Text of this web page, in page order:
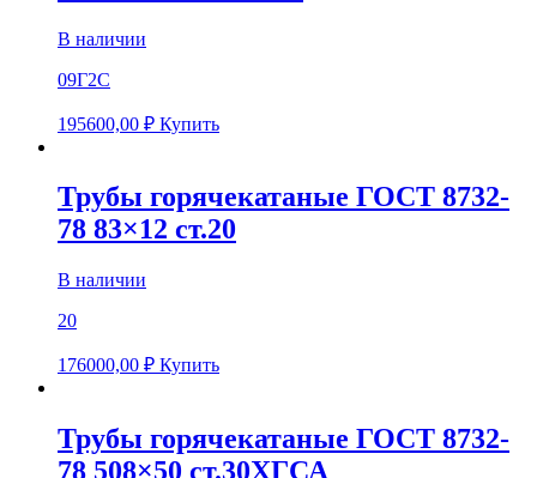
В наличии
09Г2С
195600,00 ₽ Купить
Трубы горячекатаные ГОСТ 8732-
78 83×12 ст.20
В наличии
20
176000,00 ₽ Купить
Трубы горячекатаные ГОСТ 8732-
78 508×50 ст.30ХГСА